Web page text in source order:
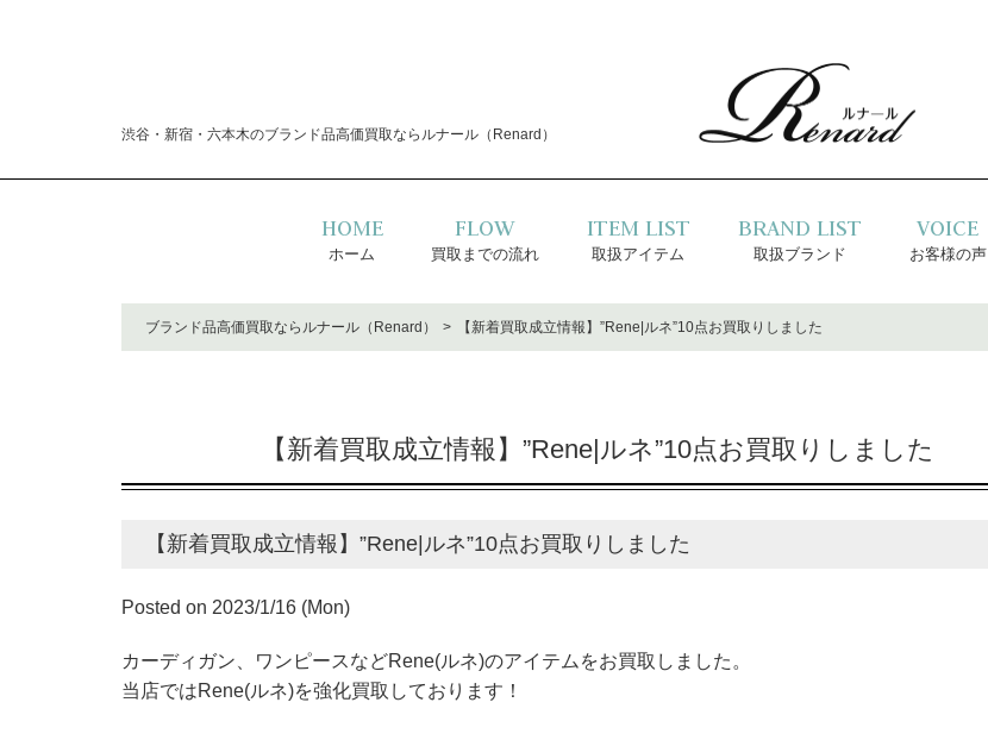
渋谷・新宿・六本木のブランド品高価買取ならルナール（Renard）
HOME
ホーム
FLOW
買取までの流れ
ITEM LIST
取扱アイテム
BRAND LIST
取扱ブランド
VOICE
お客様の声
ブランド品高価買取ならルナール（Renard） 【新着買取成立情報】”Rene|ルネ”10点お買取りしました
【新着買取成立情報】”Rene|ルネ”10点お買取りしました
【新着買取成立情報】”Rene|ルネ”10点お買取りしました
Posted on 2023/1/16 (Mon)
カーディガン、ワンピースなどRene(ルネ)のアイテムをお買取しました。
当店ではRene(ルネ)を強化買取しております！